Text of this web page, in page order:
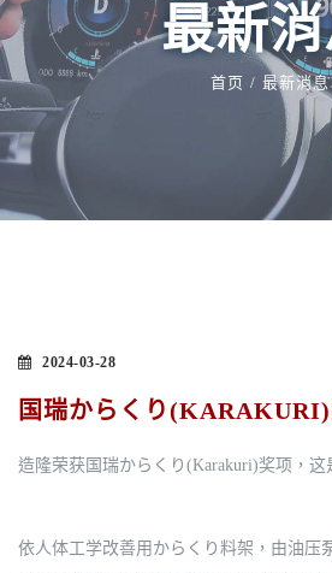
最新
首页 最新消息
2024-03-28
国瑞からくり
造隆荣获国瑞からくり(Karakuri)奖项，
依人体工学改善用からくり料架，由油压